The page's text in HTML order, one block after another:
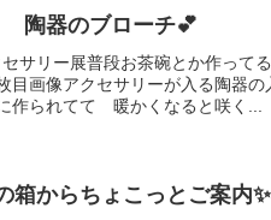
陶器のブローチ💕
サリー展普段お茶碗とか作って
目画像アクセサリーが入る陶器の
作られてて 暖かくなると咲く...
からちょこっとご案内✨